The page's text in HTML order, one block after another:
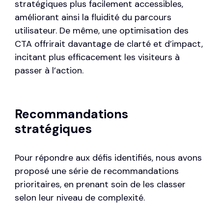
stratégiques plus facilement accessibles,
améliorant ainsi la fluidité du parcours
utilisateur. De même, une optimisation des
CTA offrirait davantage de clarté et d’impact,
incitant plus efficacement les visiteurs à
passer à l’action.
Recommandations
stratégiques
Pour répondre aux défis identifiés, nous avons
proposé une série de recommandations
prioritaires, en prenant soin de les classer
selon leur niveau de complexité.